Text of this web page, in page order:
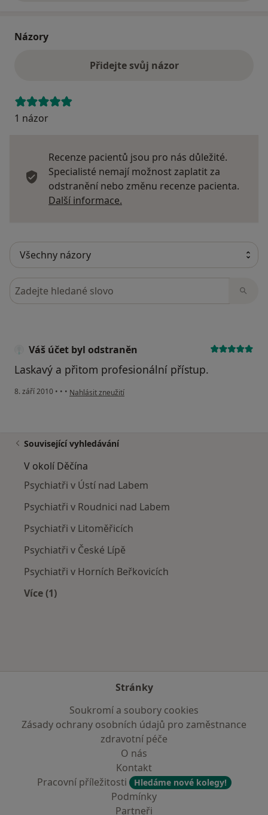
Názory
Přidejte svůj názor
1 názor
Recenze pacientů jsou pro nás důležité.
Specialisté nemají možnost zaplatit za
odstranění nebo změnu recenze pacienta.
Další informace.
Hledejte v názorech
Váš účet byl odstraněn
Laskavý a přitom profesionální přístup.
8. září 2010 • • • podle názoru uživatele Váš účet byl odstraněn
Nahlásit zneužití
Související vyhledávání
V okolí Děčína
Psychiatři v Ústí nad Labem
Psychiatři v Roudnici nad Labem
Psychiatři v Litoměřicích
Psychiatři v České Lípě
Psychiatři v Horních Beřkovicích
Více (1)
Stránky
Soukromí a soubory cookies
Zásady ochrany osobních údajů pro zaměstnance
zdravotní péče
O nás
Kontakt
Pracovní příležitosti
Hledáme nové kolegy!
Podmínky
Partneři